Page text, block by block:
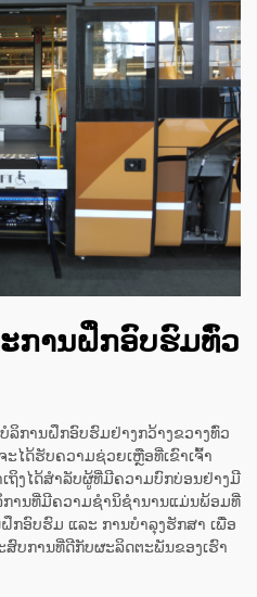
ການຝຶກອົບຮົມທົ່ວ
ການຝຶກອົບຮົມຢ່າງກວ້າງຂວາງທົ່ວ
ໄດ້ຮັບຄວາມຊ່ວຍເຫຼືອທີ່ເຂົາເຈົ້າ
ເຖິງໄດ້ສຳລັບຜູ້ທີ່ມີຄວາມບົກບ່ອນຢ່າງມີ
ການທີ່ມີຄວາມຊຳນິຊຳນານແມ່ນພ້ອມທີ່
ກອົບຮົມ ແລະ ການບໍາລຸງຮັກສາ ເພື່ອ
ບການທີ່ດີກັບຜະລິດຕະພັນຂອງເຮົາ